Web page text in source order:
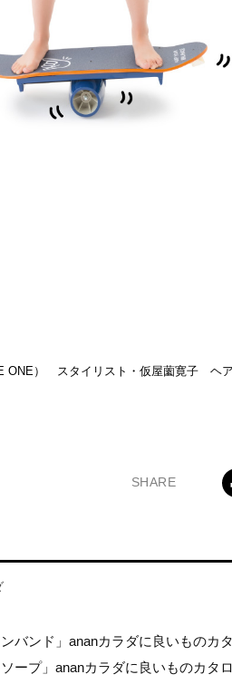
ONE） スタイリスト・仮屋薗寛子 ヘ
SHARE
ンバンド」ananカラダに良いものカ
ソープ」ananカラダに良いものカタ